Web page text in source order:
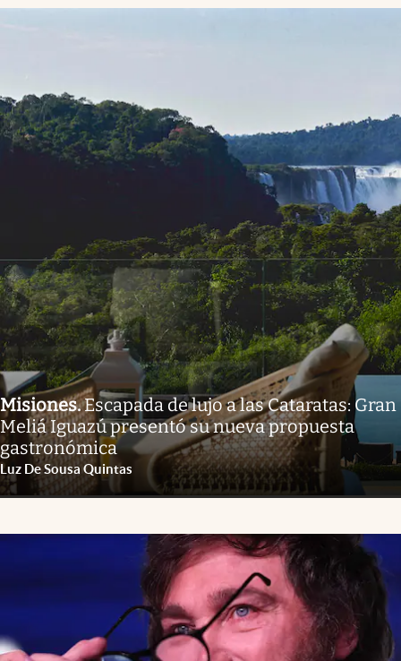
Misiones.Escapada de lujo a las Cataratas: Gran
Meliá Iguazú presentó su nueva propuesta
gastronómica
Luz De Sousa Quintas